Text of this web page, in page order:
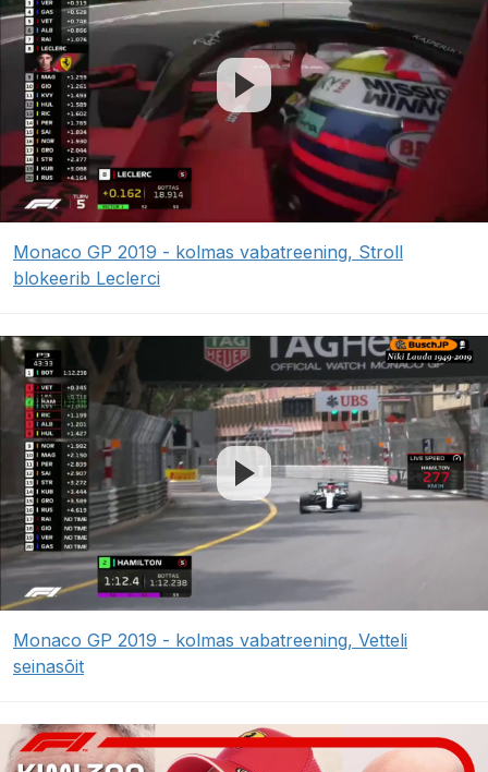
Monaco GP 2019 - kolmas vabatreening, Stroll
blokeerib Leclerci
Monaco GP 2019 - kolmas vabatreening, Vetteli
seinasõit